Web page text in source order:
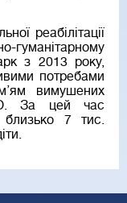
реабілітації
з 2013 року,
потребами
вимушених
За цей час
близько 7 тис.